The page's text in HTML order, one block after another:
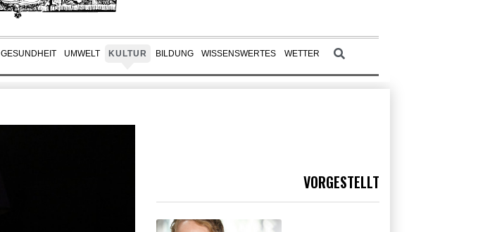
GESUNDHEIT UMWELT KULTUR BILDUNG WISSENSWERTES WETTER
VORGESTELLT